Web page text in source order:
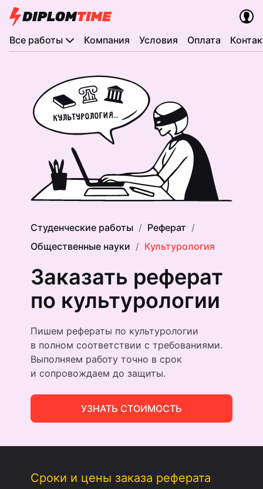
Все работы Компания Условия Оплата
Студенческие работы
Реферат
Общественные науки
Культурология
Заказать реферат
по культурологии
Пишем рефераты по культурологии
в полном соответствии с требованиями.
Выполняем работу точно в срок
и сопровождаем до защиты.
УЗНАТЬ СТОИМОСТЬ
Сроки и цены заказа реферата